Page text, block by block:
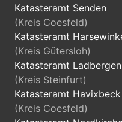
Katasteramt Senden
(Kreis Coesfeld)
Katasteramt
(Kreis Gütersloh)
Katasteramt Ladbergen
(Kreis Steinfurt)
Katasteramt Havixbeck
(Kreis Coesfeld)